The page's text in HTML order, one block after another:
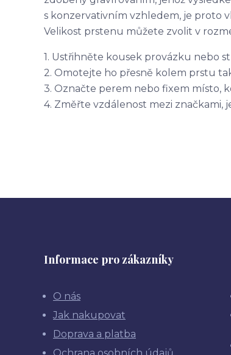
s konzervativním vzhledem, je
Velikost prstenu můžete zvolit v
1. Ustřihněte kousek provázku nebo
2. Omotejte ho přesně kolem prstu
3. Označte perem nebo fixem místo,
4. Změřte vzdálenost mezi značkami,
Informace pro zákazníky
O nás
Jak nakupovat
Doprava a platba